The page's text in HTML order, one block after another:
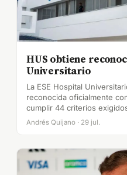
HUS obtiene
Universitario
La ESE Hospital
reconocida oficialmente
cumplir 44 criterios
Andrés Quijano · 29 jul.